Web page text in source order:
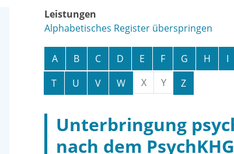
Leistungen
Alphabetisches Register überspringen
A B C D E F G H I
T
U V W X Y Z
Unterbringung
nach dem PsychKHG